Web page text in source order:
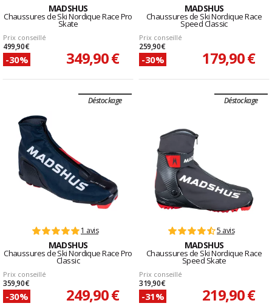
MADSHUS
Chaussures de Ski Nordique Race Pro
Skate
Prix conseillé
499,90 €
-30% 349,90 €
MADSHUS
Chaussures de Ski Nordique Race
Speed Classic
Prix conseillé
259,90 €
-30% 179,90 €
Déstockage
1 avis
MADSHUS
Chaussures de Ski Nordique Race Pro
Classic
Prix conseillé
359,90 €
-30% 249,90 €
Déstockage
5 avis
MADSHUS
Chaussures de Ski Nordique Race
Speed Skate
Prix conseillé
319,90 €
-31% 219,90 €